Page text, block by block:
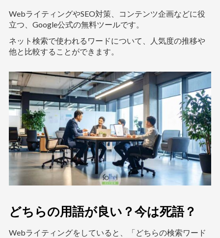
WebライティングやSEO対策、コンテンツ企画などに役
立つ、Google公式の無料ツールです。
ネット検索で使われるワードについて、人気度の推移や
他と比較することができます。
どちらの用語が良い？今は死語？
Webライティングをしていると、「どちらの検索ワード